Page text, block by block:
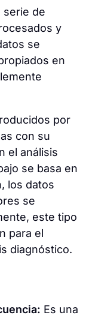
serie de
y
se
en
por
con su
el análisis
se basa en
los datos
se
este tipo
para el
diagnóstico.
Es una